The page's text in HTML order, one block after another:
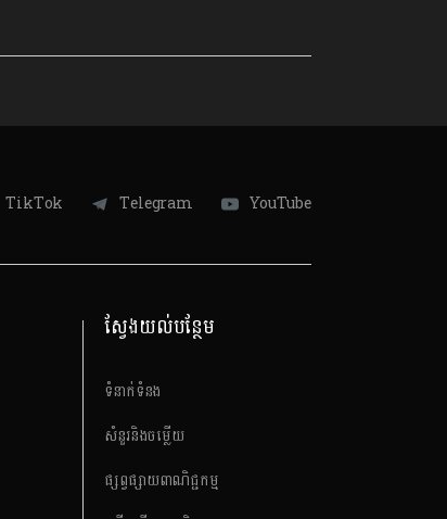
TikTok Telegram YouTube
ស្វែងយល់បន្ថែម
ទំនាក់ទំនង
សំនួរនិងចម្លើយ
ផ្សព្វផ្សាយពាណិជ្ជកម្ម